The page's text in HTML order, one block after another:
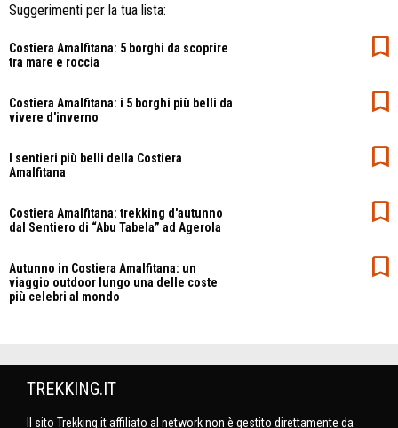
Suggerimenti per la tua lista:
Costiera Amalfitana: 5 borghi da scoprire
tra mare e roccia
Costiera Amalfitana: i 5 borghi più belli da
vivere d'inverno
I sentieri più belli della Costiera
Amalfitana
Costiera Amalfitana: trekking d'autunno
dal Sentiero di “Abu Tabela” ad Agerola
Autunno in Costiera Amalfitana: un
viaggio outdoor lungo una delle coste
più celebri al mondo
TREKKING.IT
Il sito Trekking.it affiliato al network non è gestito direttamente da